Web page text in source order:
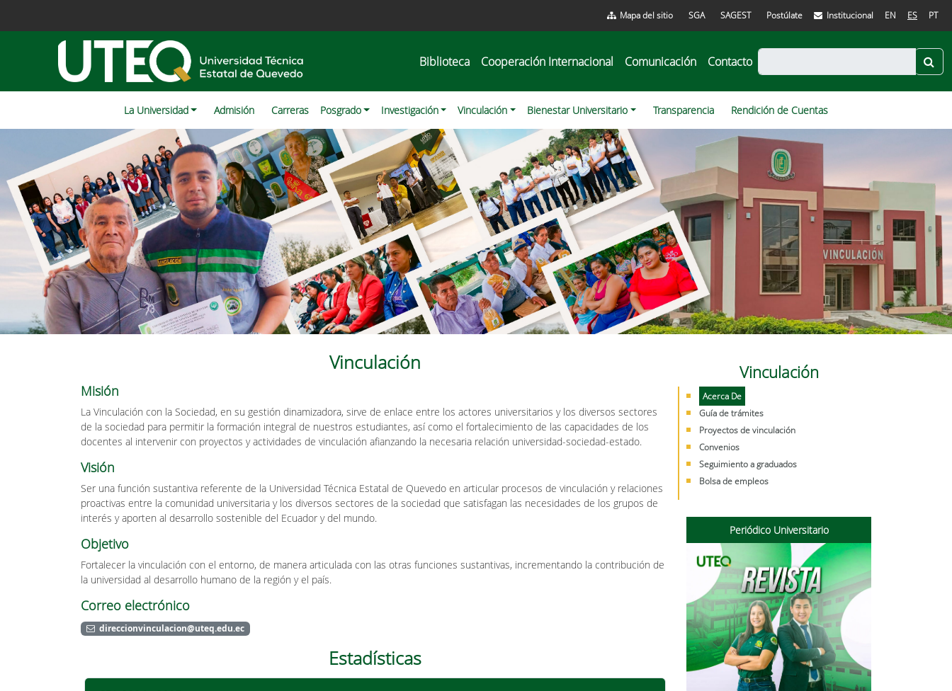
Mapa del sitio SGA SAGEST Postúlate Institucional EN ES PT
Biblioteca Cooperación Internacional Comunicación Contacto
La Universidad Admisión Carreras Posgrado Investigación Vinculación Bienestar Universitario Transparencia Rendición de Cuentas
Vinculación
Misión
La Vinculación con la Sociedad, en su gestión dinamizadora, sirve de enlace entre los actores universitarios y los diversos sectores
de la sociedad para permitir la formación integral de nuestros estudiantes, así como el fortalecimiento de las capacidades de los
docentes al intervenir con proyectos y actividades de vinculación afianzando la necesaria relación universidad-sociedad-estado.
Visión
Ser una función sustantiva referente de la Universidad Técnica Estatal de Quevedo en articular procesos de vinculación y relaciones
proactivas entre la comunidad universitaria y los diversos sectores de la sociedad que satisfagan las necesidades de los grupos de
interés y aporten al desarrollo sostenible del Ecuador y del mundo.
Objetivo
Fortalecer la vinculación con el entorno, de manera articulada con las otras funciones sustantivas, incrementando la contribución de
la universidad al desarrollo humano de la región y el país.
Correo electrónico
direccionvinculacion@uteq.edu.ec
Estadísticas
Vinculación
Acerca De
Guía de trámites
Proyectos de vinculación
Convenios
Seguimiento a graduados
Bolsa de empleos
Periódico Universitario